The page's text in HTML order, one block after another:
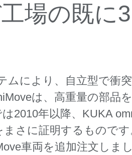
場の既に
ムにより、自立型で衝
は、高重量の部品
2010年以降、KUKA
さに証明するもので
車両を追加注文しま